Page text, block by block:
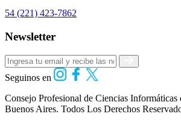
54 (221) 423-7862
Newsletter
Seguinos en
Consejo Profesional de Ciencias Informáticas
Buenos Aires. Todos Los Derechos